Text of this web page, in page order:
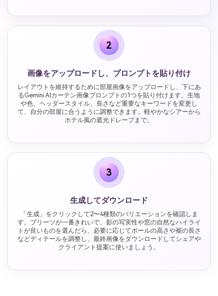
2
画像をアップロードし、プロンプトを貼り付け
レイアウトを維持するために部屋画像をアップロードし、下にあ
るGemini AIカーテン画像プロンプトの1つを貼り付けます。生地
や色、ヘッダースタイル、長さなど重要なキーワードを変更し
て、自分の部屋に合うように調整できます。軽やかなシアーから
ホテル風の遮光ドレープまで。
3
生成してダウンロード
「生成」をクリックして2〜4種類のバリエーションを確認しま
す。プリーツが一番きれいで、影の写実性や窓の自然なハイライ
トが良いものを選んだら、必要に応じてポールの高さや裾の長さ
などディテールを調整し、最終画像をダウンロードしてシェアや
クライアント提案に使いましょう。